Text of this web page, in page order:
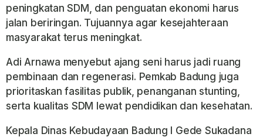
peningkatan SDM, dan penguatan ekonomi harus
jalan beriringan. Tujuannya agar kesejahteraan
masyarakat terus meningkat.
Adi Arnawa menyebut ajang seni harus jadi ruang
pembinaan dan regenerasi. Pemkab Badung juga
prioritaskan fasilitas publik, penanganan stunting,
serta kualitas SDM lewat pendidikan dan kesehatan.
Kepala Dinas Kebudayaan Badung I Gede Sukadana